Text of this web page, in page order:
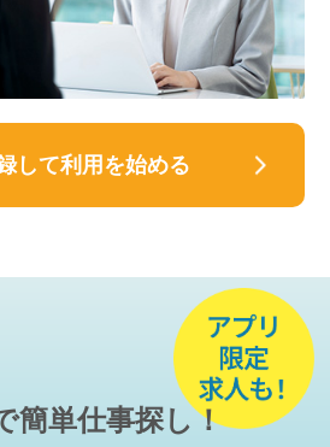
して利用を始める
簡単仕事探し！